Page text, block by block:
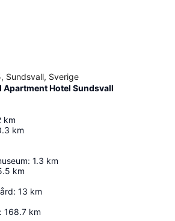
Sundsvall, Sverige
Hotel Sundsvall
km
km
: 1.3 km
km
: 13 km
: 168.7 km